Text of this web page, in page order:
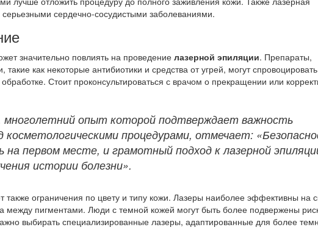
сердечно-сосудистыми заболеваниями.
значительно повлиять на проведение лазерной эпиляции. Препараты,
как некоторые антибиотики и средства от угрей, могут спровоцировать
Стоит проконсультироваться с врачом о прекращении или
опыт которой подтверждает важность
косметологическими процедурами, отмечает:
первом месте, и грамотный подход к лазерной
истории болезни».
также ограничения по цвету и типу кожи. Лазеры наиболее эффективны на
между пигментами. Люди с темной кожей могут быть более подвержены
выбирать специализированные лазеры, адаптированные для более